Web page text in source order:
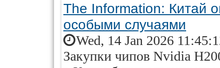
The Information: Китай
особыми случаями
Wed, 14 Jan 2026
Закупки чипов Nvidia